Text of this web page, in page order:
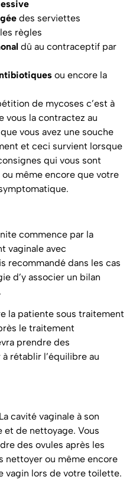
des serviettes
règles
dû au contraceptif par
ou encore la
de mycoses c’est à
vous la contractez au
vous avez une souche
et ceci survient lorsque
qui vous sont
même encore que votre
commence par la
vaginale avec
recommandé dans les cas
d’y associer un bilan
la patiente sous traitement
le traitement
prendre des
rétablir l’équilibre au
cavité vaginale à son
et de nettoyage. Vous
des ovules après les
nettoyer ou même encore
vagin lors de votre toilette.